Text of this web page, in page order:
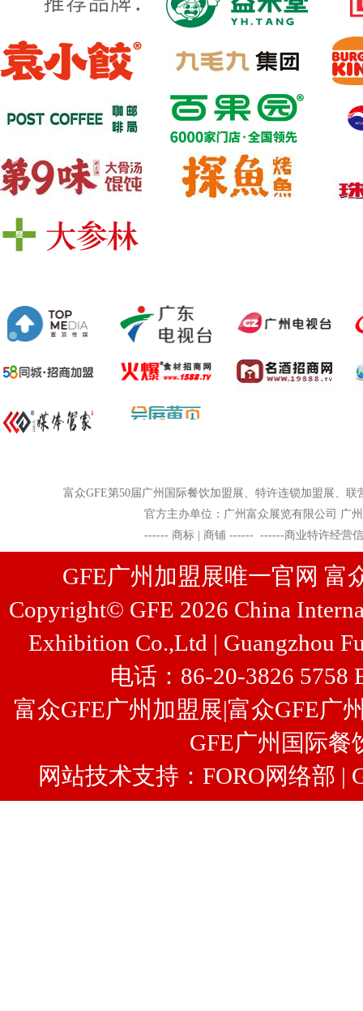
着国家大力推进大众创业、万众创新的全
展会宗旨：帮国内外优质连锁企业
参与本次盛会，相聚广东，共同分享特许
1、相比其他推广方式，参加特许连锁加
2、特许连锁加盟展览会为企业的潜在买
3、由于有竞争对手参加同一展览，由此
加盟商和消费者。
4、特许连锁加盟展览会能造成一定轰动
... [查看详情]
富众GFE第50届广州国际餐饮加盟展、特许连锁加盟展
官方主办单位：广州富众展览有限公司 广州富众展览
------ 商标 | 商铺 ------ ------商业特许经营
GFE广州加盟展唯一官网 富
Copyright© GFE 2026 China
Exhibition Co.,Ltd | Guangzhou
电话：86-20-3826 5758
富众GFE广州加盟展|富众GFE广
GFE广州国际餐
网站技术支持：FORO网络部 |